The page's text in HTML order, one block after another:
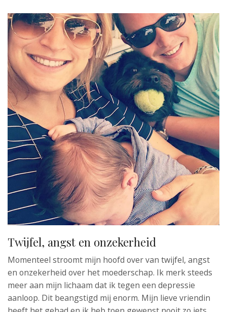
Twijfel, angst en onzekerheid
Momenteel stroomt mijn hoofd over van twijfel, angst
en onzekerheid over het moederschap. Ik merk steeds
meer aan mijn lichaam dat ik tegen een depressie
aanloop. Dit beangstigd mij enorm. Mijn lieve vriendin